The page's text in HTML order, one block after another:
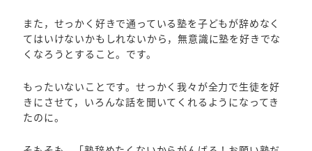
また，せっかく好きで通っている塾を子どもが辞めなく
てはいけないかもしれないから，無意識に塾を好きでな
くなろうとすること。です。
もったいないことです。せっかく我々が全力で生徒を好
きにさせて，いろんな話を聞いてくれるようになってき
たのに。